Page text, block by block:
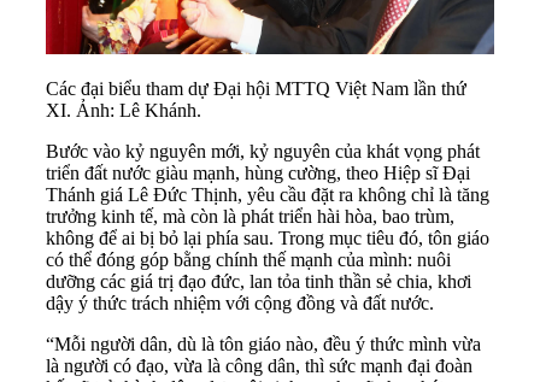
Các đại biểu tham dự Đại hội MTTQ Việt Nam lần thứ
XI. Ảnh: Lê Khánh.
Bước vào kỷ nguyên mới, kỷ nguyên của khát vọng phát
triển đất nước giàu mạnh, hùng cường, theo Hiệp sĩ Đại
Thánh giá Lê Đức Thịnh, yêu cầu đặt ra không chỉ là tăng
trưởng kinh tế, mà còn là phát triển hài hòa, bao trùm,
không để ai bị bỏ lại phía sau. Trong mục tiêu đó, tôn giáo
có thể đóng góp bằng chính thế mạnh của mình: nuôi
dưỡng các giá trị đạo đức, lan tỏa tinh thần sẻ chia, khơi
dậy ý thức trách nhiệm với cộng đồng và đất nước.
“Mỗi người dân, dù là tôn giáo nào, đều ý thức mình vừa
là người có đạo, vừa là công dân, thì sức mạnh đại đoàn